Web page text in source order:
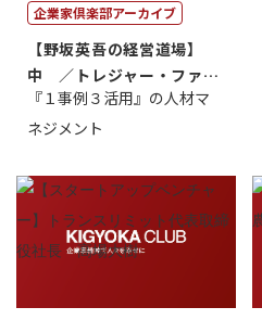
企業家倶楽部アーカイブ
【野坂英吾の経営道場】
中 ／トレジャー・ファク
トリー社長野坂...
『１事例３活用』の人材マ
ネジメント